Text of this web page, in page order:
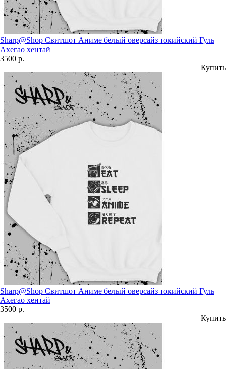
Sharp@Shop Свитшот Аниме белый оверсайз токийский Гуль
Ахегао хентай
3500 р.
Купить
Sharp@Shop Свитшот Аниме белый оверсайз токийский Гуль
Ахегао хентай
3500 р.
Купить